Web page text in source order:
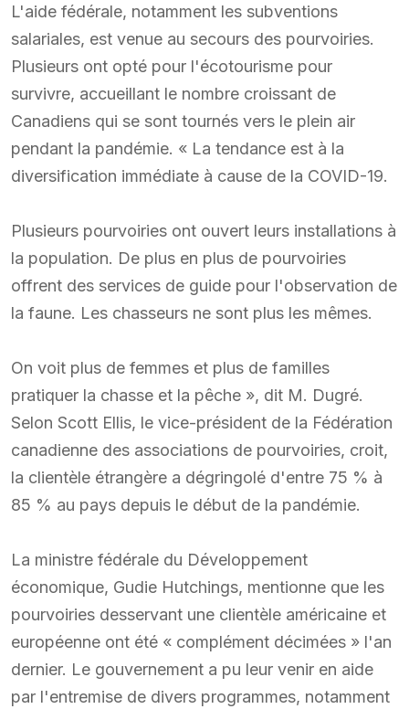
L'aide fédérale, notamment les subventions
salariales, est venue au secours des pourvoiries.
Plusieurs ont opté pour l'écotourisme pour
survivre, accueillant le nombre croissant de
Canadiens qui se sont tournés vers le plein air
pendant la pandémie. « La tendance est à la
diversification immédiate à cause de la COVID-19.
Plusieurs pourvoiries ont ouvert leurs installations à
la population. De plus en plus de pourvoiries
offrent des services de guide pour l'observation de
la faune. Les chasseurs ne sont plus les mêmes.
On voit plus de femmes et plus de familles
pratiquer la chasse et la pêche », dit M. Dugré.
Selon Scott Ellis, le vice-président de la Fédération
canadienne des associations de pourvoiries, croit,
la clientèle étrangère a dégringolé d'entre 75 % à
85 % au pays depuis le début de la pandémie.
La ministre fédérale du Développement
économique, Gudie Hutchings, mentionne que les
pourvoiries desservant une clientèle américaine et
européenne ont été « complément décimées » l'an
dernier. Le gouvernement a pu leur venir en aide
par l'entremise de divers programmes, notamment